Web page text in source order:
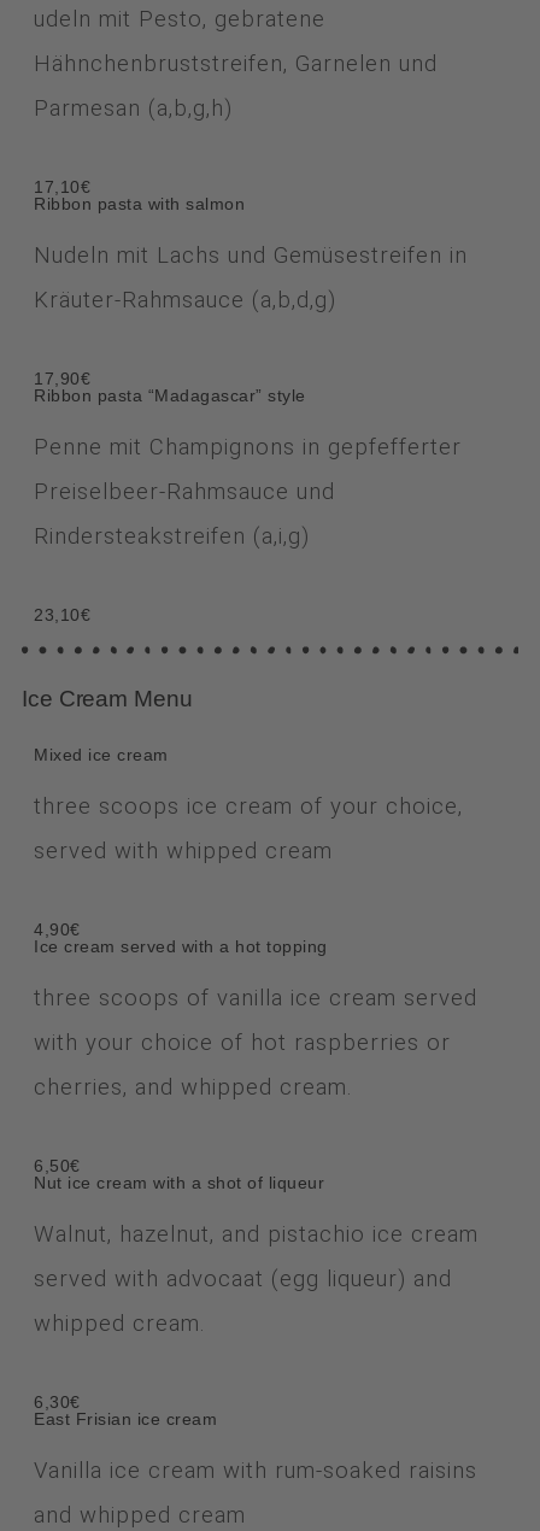
udeln mit Pesto, gebratene
Hähnchenbruststreifen, Garnelen und
Parmesan (a,b,g,h)
17,10€
Ribbon pasta with salmon
Nudeln mit Lachs und Gemüsestreifen in
Kräuter-Rahmsauce (a,b,d,g)
17,90€
Ribbon pasta “Madagascar” style
Penne mit Champignons in gepfefferter
Preiselbeer-Rahmsauce und
Rindersteakstreifen (a,i,g)
23,10€
Ice Cream Menu
Mixed ice cream
three scoops ice cream of your choice,
served with whipped cream
4,90€
Ice cream served with a hot topping
three scoops of vanilla ice cream served
with your choice of hot raspberries or
cherries, and whipped cream.
6,50€
Nut ice cream with a shot of liqueur
Walnut, hazelnut, and pistachio ice cream
served with advocaat (egg liqueur) and
whipped cream.
6,30€
East Frisian ice cream
Vanilla ice cream with rum-soaked raisins
and whipped cream